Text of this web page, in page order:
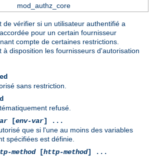
mod_authz_core
de vérifier si un utilisateur authentifié a
pour un certain fournisseur
compte de certaines restrictions.
à disposition les fournisseurs d'autorisation
sans restriction.
refusé.
[env-var] ...
que si l'une au moins des variables
spécifiées est définie.
method[http-method] ...